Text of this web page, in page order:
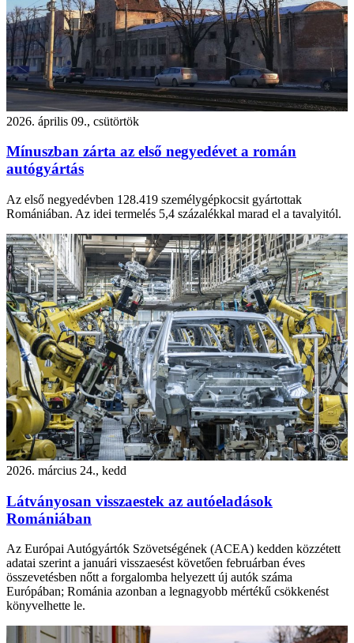
2026. április 09., csütörtök
Mínuszban zárta az első negyedévet a román
autógyártás
Az első negyedévben 128.419 személygépkocsit gyártottak
Romániában. Az idei termelés 5,4 százalékkal marad el a tavalyitól.
2026. március 24., kedd
Látványosan visszaestek az autóeladások
Romániában
Az Európai Autógyártók Szövetségének (ACEA) kedden közzétett
adatai szerint a januári visszaesést követően februárban éves
összevetésben nőtt a forgalomba helyezett új autók száma
Európában; Románia azonban a legnagyobb mértékű csökkenést
könyvelhette le.